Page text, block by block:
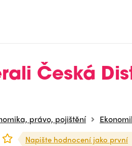
Česká
právo, pojištění
Napište hodnocení jako první